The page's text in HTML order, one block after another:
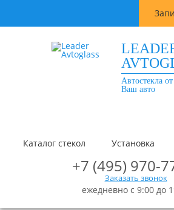
Автостекла
Ваш авто
Каталог стекол Установка
+7 (495) 970-
Заказать звонок
ежедневно с 9:00 до